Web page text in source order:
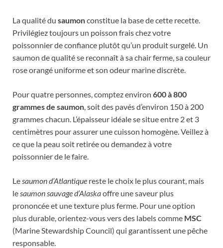
La qualité du saumonconstitue la base de cette recette.
Privilégiez toujours un poisson frais chez votre
poissonnier de confiance plutôt qu’un produit surgelé. Un
saumon de qualité se reconnaît à sa chair ferme, sa couleur
rose orangé uniforme et son odeur marine discrète.
Pour quatre personnes, comptez environ 600 à 800
grammes de saumon, soit des pavés d’environ 150 à 200
grammes chacun. L’épaisseur idéale se situe entre 2 et 3
centimètres pour assurer une cuisson homogène. Veillez à
ce que la peau soit retirée ou demandez à votre
poissonnier de le faire.
Lesaumon d’Atlantique reste le choix le plus courant, mais
lesaumon sauvage d’Alaskaoffre une saveur plus
prononcée et une texture plus ferme. Pour une option
plus durable, orientez-vous vers des labels comme MSC
(Marine Stewardship Council) qui garantissent une pêche
responsable.